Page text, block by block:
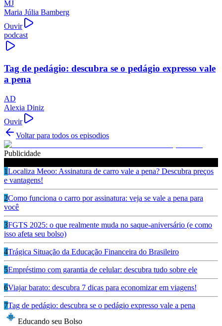
MJ
Maria Júlia Bamberg
Ouvir
podcast
Tag de pedágio: descubra se o pedágio expresso vale
a pena
AD
Alexia Diniz
Ouvir
Voltar para todos os episodios
Publicidade
1Localiza Meoo: Assinatura de carro vale a pena? Descubra preços
e vantagens!
2Como funciona o carro por assinatura: veja se vale a pena para
você
3FGTS 2025: o que realmente muda no saque-aniversário (e como
isso afeta seu bolso)
4Trágica Situação da Educação Financeira do Brasileiro
5Empréstimo com garantia de celular: descubra tudo sobre ele
6Viajar barato: descubra 7 dicas para economizar em viagens!
7Tag de pedágio: descubra se o pedágio expresso vale a pena
Educando seu Bolso